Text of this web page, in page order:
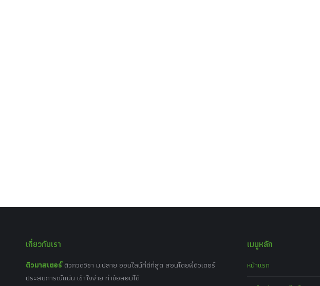
เกี่ยวกับเรา
ติวมาสเตอร์ ติวกวดวิชา ม.ปลาย ออนไลน์ที่ดีที่สุด สอนโดยพี่ติวเตอร์
ประสบการณ์แน่น เข้าใจง่าย ทำข้อสอบได้
เมนูหลัก
หน้าแรก